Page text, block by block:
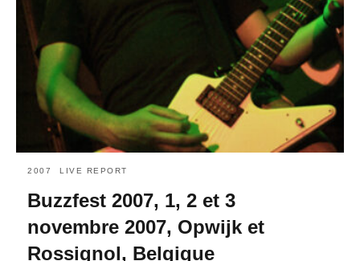
2007 LIVE REPORT
Buzzfest 2007, 1, 2 et 3
novembre 2007, Opwijk et
Rossignol, Belgique